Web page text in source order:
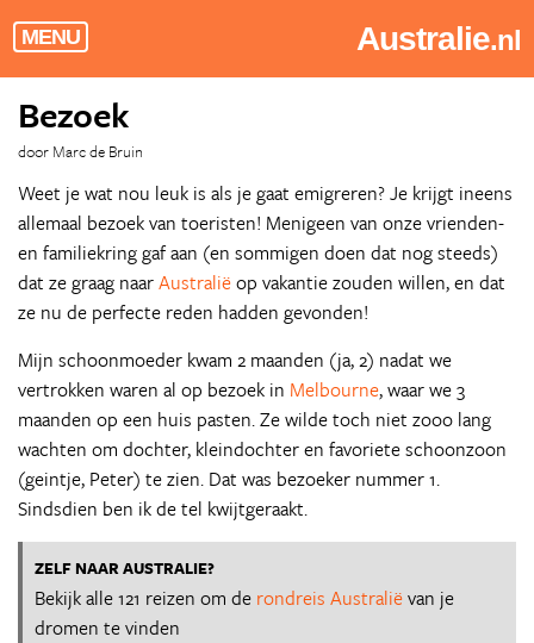
MENU Australie.nl
Bezoek
door Marc de Bruin
Weet je wat nou leuk is als je gaat emigreren? Je krijgt ineens
allemaal bezoek van toeristen! Menigeen van onze vrienden-
en familiekring gaf aan (en sommigen doen dat nog steeds)
dat ze graag naarAustraliëop vakantie zouden willen, en dat
ze nu de perfecte reden hadden gevonden!
Mijn schoonmoeder kwam 2 maanden (ja, 2) nadat we
vertrokken waren al op bezoek in Melbourne, waar we 3
maanden op een huis pasten. Ze wilde toch niet zooo lang
wachten om dochter, kleindochter en favoriete schoonzoon
(geintje, Peter) te zien. Dat was bezoeker nummer 1.
Sindsdien ben ik de tel kwijtgeraakt.
ZELF NAAR AUSTRALIE?
Bekijk alle 121 reizen om de rondreis Australiëvan je
dromen te vinden